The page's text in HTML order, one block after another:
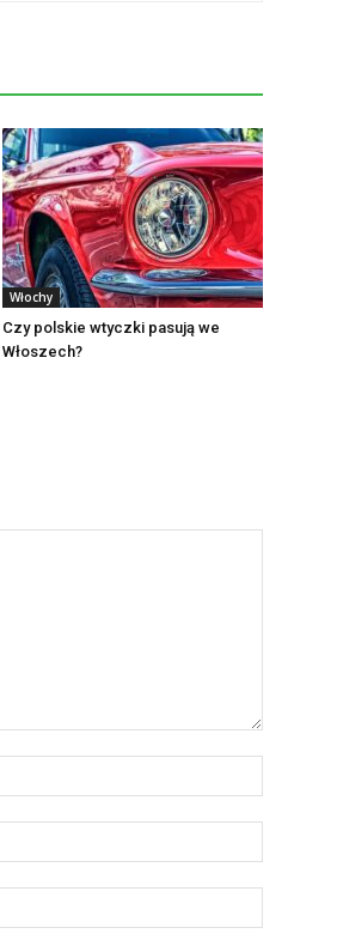
Włochy
Czy polskie wtyczki pasują we
Włoszech?